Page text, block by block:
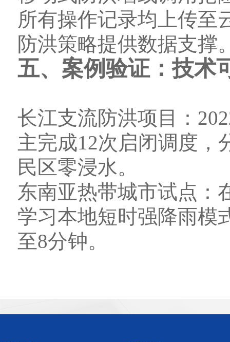
所有操作记录均上传至
防洪策略提供数据支撑
五、案例验证：技术
长江支流防洪项目：
主完成12次启闭调度，
民区零浸水。
东南亚热带城市试点：
学习本地短时强降雨模
至8分钟。